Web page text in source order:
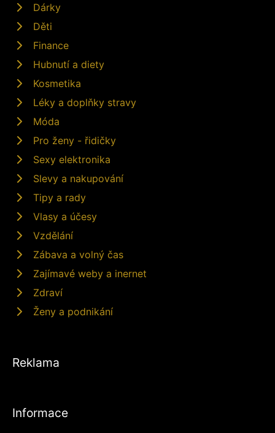
Dárky
Děti
Finance
Hubnutí a diety
Kosmetika
Léky a doplňky stravy
Móda
Pro ženy - řidičky
Sexy elektronika
Slevy a nakupování
Tipy a rady
Vlasy a účesy
Vzdělání
Zábava a volný čas
Zajímavé weby a inernet
Zdraví
Ženy a podnikání
Reklama
Informace